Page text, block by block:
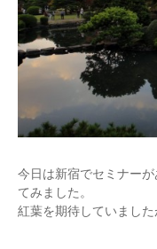
今日は新宿でセミナー
てみました。
紅葉を期待していました